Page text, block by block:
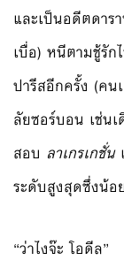
และเป็นอดีตดาร
เบื่อ) หนีตามชู้รั
ปารีสอีกครั้ง (คน
ลัยซอร์บอน เช่น
สอบ ลาเกรเกชั่น
ระดับสูงสุดซึ่งน้อ
“ว่าไงจ๊ะ โอดีล”